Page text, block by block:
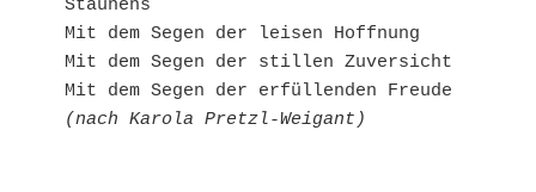
Staunens
Mit dem Segen der leisen Hoffnung
Mit dem Segen der stillen Zuversicht
(nach Karola Pretzl-Weigant)